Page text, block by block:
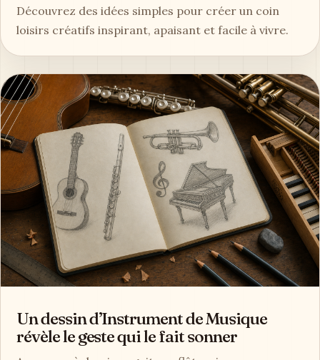
Découvrez des idées simples pour créer un coin
loisirs créatifs inspirant, apaisant et facile à vivre.
Un dessin d’Instrument de Musique
révèle le geste qui le fait sonner